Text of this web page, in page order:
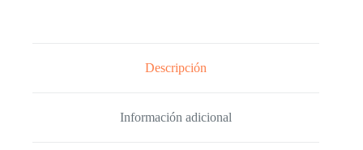
Descripción
Información adicional